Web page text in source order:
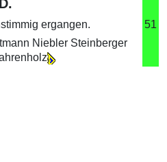
D.
ergangen.
51
Niebler Steinberger